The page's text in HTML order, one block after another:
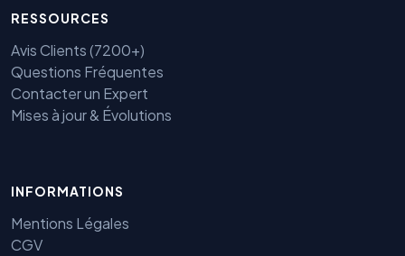
RESSOURCES
Avis Clients (7200+)
Questions Fréquentes
Contacter un Expert
Mises à jour & Évolutions
INFORMATIONS
Mentions Légales
CGV